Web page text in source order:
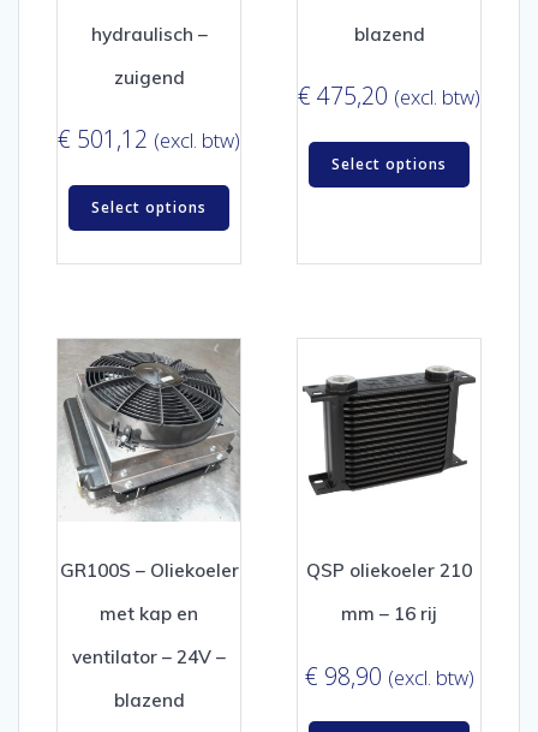
hydraulisch –
zuigend
€ 501,12 (excl. btw)
Select options
blazend
€ 475,20 (excl. btw)
Select options
GR100S – Oliekoeler
met kap en
ventilator – 24V –
blazend
QSP oliekoeler 210
mm – 16 rij
€ 98,90 (excl. btw)